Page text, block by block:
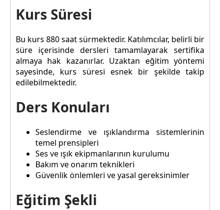
Kurs Süresi
Bu kurs 880 saat sürmektedir. Katılımcılar, belirli bir
süre içerisinde dersleri tamamlayarak sertifika
almaya hak kazanırlar. Uzaktan eğitim yöntemi
sayesinde, kurs süresi esnek bir şekilde takip
edilebilmektedir.
Ders Konuları
Seslendirme ve ışıklandırma sistemlerinin
temel prensipleri
Ses ve ışık ekipmanlarının kurulumu
Bakım ve onarım teknikleri
Güvenlik önlemleri ve yasal gereksinimler
Eğitim Şekli